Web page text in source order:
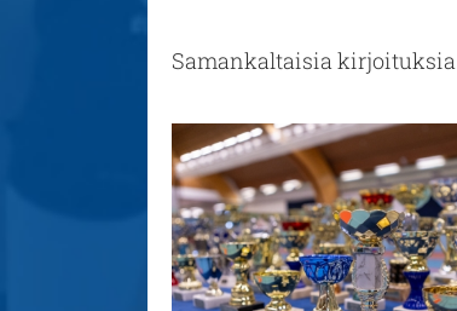
Samankaltaisia kirjoituksia